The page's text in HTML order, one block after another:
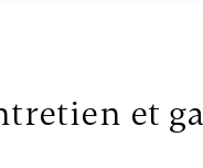
et